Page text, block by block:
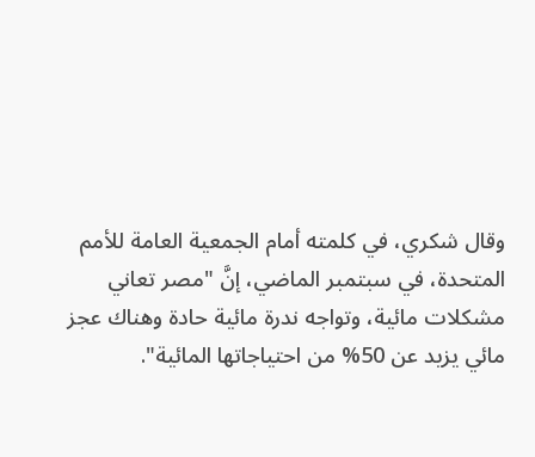
وقال شكري، في كلمته أمام الجمعية العامة للأمم
المتحدة، في سبتمبر الماضي، إنَّ "مصر تعاني
مشكلات مائية، وتواجه ندرة مائية حادة وهناك عجز
مائي يزيد عن 50% من احتياجاتها المائية".